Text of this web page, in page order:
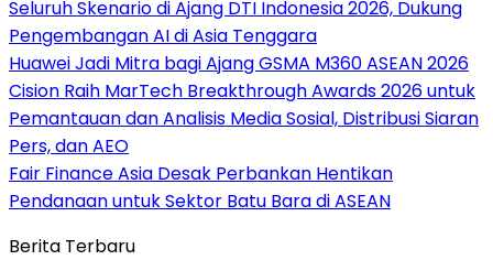
Seluruh Skenario di Ajang DTI Indonesia 2026, Dukung
Pengembangan AI di Asia Tenggara
Huawei Jadi Mitra bagi Ajang GSMA M360 ASEAN 2026
Cision Raih MarTech Breakthrough Awards 2026 untuk
Pemantauan dan Analisis Media Sosial, Distribusi Siaran
Pers, dan AEO
Fair Finance Asia Desak Perbankan Hentikan
Pendanaan untuk Sektor Batu Bara di ASEAN
Berita Terbaru